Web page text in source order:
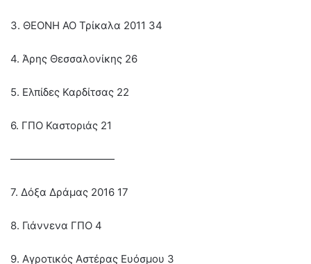
3. ΘΕΟΝΗ ΑΟ Τρίκαλα 2011 34
4. Άρης Θεσσαλονίκης 26
5. Ελπίδες Καρδίτσας 22
6. ΓΠΟ Καστοριάς 21
——————————
7. Δόξα Δράμας 2016 17
8. Γιάννενα ΓΠΟ 4
9. Αγροτικός Αστέρας Ευόσμου 3